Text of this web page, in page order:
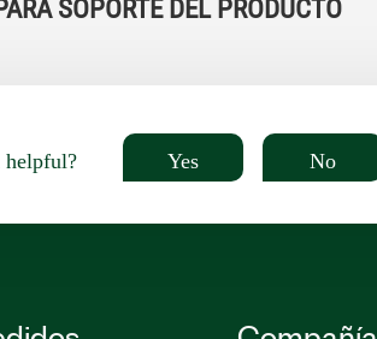
SOPORTE DEL PRODUCTO
helpful? Yes No